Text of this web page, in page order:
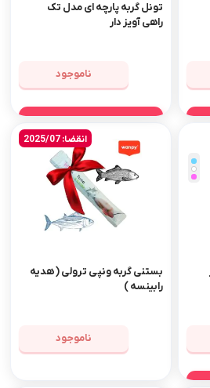
تونل گربه پارچه ای مدل تک
راهی آویز دار
ناموجود
انقضا: 2025/07
بستنی گربه ونپی ترولی ( هدیه
رابینسه )
ناموجود